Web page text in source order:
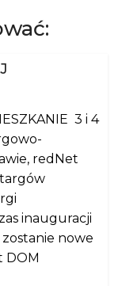
3 i 4
redNet
inauguracji
nowe
DOM